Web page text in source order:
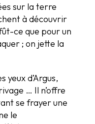
sur la terre
à découvrir
ce que pour un
; on jette la
yeux d’Argus,
… Il n’offre
se frayer une
le